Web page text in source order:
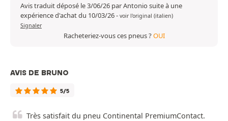
Avis traduit déposé le 3/06/26 par Antonio suite à une
expérience d'achat du 10/03/26- voir l'original (italien)
Signaler
Racheteriez-vous ces pneus ?OUI
AVIS DE BRUNO
5/5
Très satisfait du pneu Continental PremiumContact.